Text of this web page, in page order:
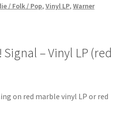
/ Folk / Pop, Vinyl LP, Warner
Signal – Vinyl LP (red
on red marble vinyl LP or red